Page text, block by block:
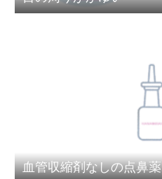
血管収縮剤なしの点鼻薬